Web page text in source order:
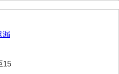
漏
15